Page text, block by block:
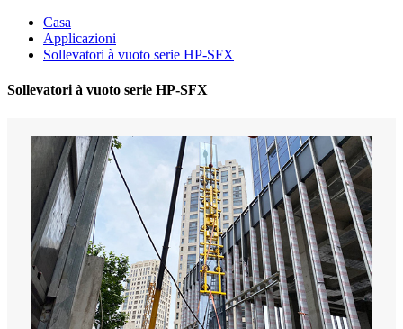
Casa
Applicazioni
Sollevatori à vuoto serie HP-SFX
Sollevatori à vuoto serie HP-SFX